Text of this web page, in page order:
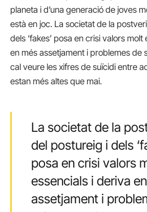
planeta i d’una generació de joves
està en joc. La societat de la
dels ‘fakes’ posa en crisi valors
en més assetjament i problemes de
cal veure les xifres de suïcidi entre
estan més altes que mai.
La societat de la
del postureig i dels
posa en crisi valors
essencials i deriva
assetjament i